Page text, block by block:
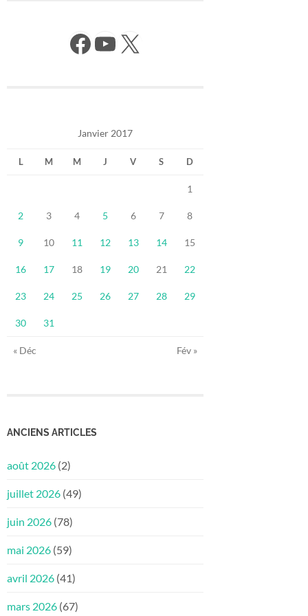
Facebook YouTube X
Janvier 2017
L M M J V S D
1
2 3 4 5 6 7 8
9 10 11 12 13 14 15
16 17 18 19 20 21 22
23 24 25 26 27 28 29
30 31
« Déc Fév »
ANCIENS ARTICLES
août 2026 (2)
juillet 2026 (49)
juin 2026 (78)
mai 2026 (59)
avril 2026 (41)
mars 2026 (67)